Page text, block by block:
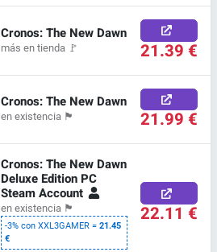
Cronos: The New Dawn
más en tienda 🚩 21.39 €
Cronos: The New Dawn
en existencia 🏴 21.99 €
Cronos: The New Dawn
Deluxe Edition PC
Steam Account
en existencia 🏴
-3% con XXL3GAMER =21.45
€
22.11 €